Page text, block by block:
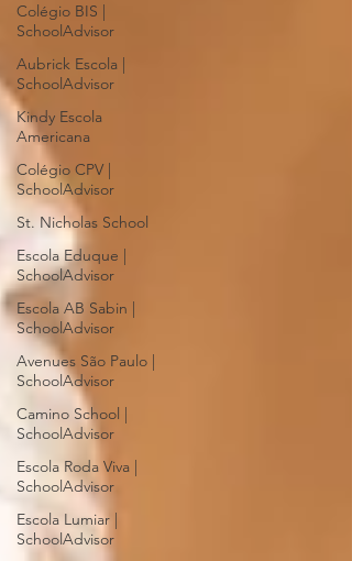
Colégio BIS |
SchoolAdvisor
Aubrick Escola |
SchoolAdvisor
Kindy Escola
Americana
Colégio CPV |
SchoolAdvisor
St. Nicholas School
Escola Eduque |
SchoolAdvisor
Escola AB Sabin |
SchoolAdvisor
Avenues São Paulo |
SchoolAdvisor
Camino School |
SchoolAdvisor
Escola Roda Viva |
SchoolAdvisor
Escola Lumiar |
SchoolAdvisor